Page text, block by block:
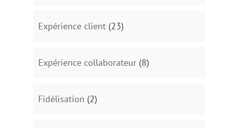
Expérience client(23)
Expérience collaborateur(8)
Fidélisation (2)